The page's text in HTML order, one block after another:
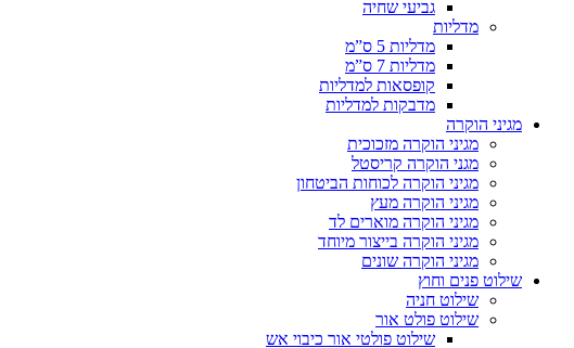
גביעי שחיה
מדליות
מדליות 5 ס”מ
מדליות 7 ס”מ
קופסאות למדליות
מדבקות למדליות
מגיני הוקרה
מגיני הוקרה מזכוכית
מגני הוקרה קריסטל
מגיני הוקרה לכוחות הביטחון
מגיני הוקרה מעץ
מגיני הוקרה מוארים לד
מגיני הוקרה בייצור מיוחד
מגיני הוקרה שונים
שילוט פנים וחוץ
שילוט חניה
שילוט פולט אור
שילוט פולטי אור כיבוי אש